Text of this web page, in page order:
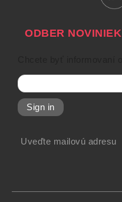
ODBER NOVINIEK
Sign in
Uveďte mailovú adresu